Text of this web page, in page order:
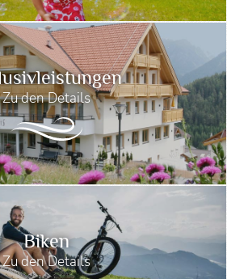
Zu den Details
Biken
Zu den Details